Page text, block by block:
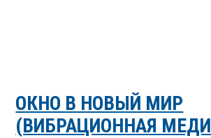
ОКНО В НОВЫЙ МИР
(ВИБРАЦИОННАЯ